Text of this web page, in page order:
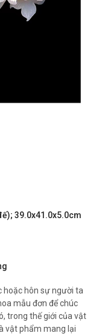
39.0x41.0x5.0cm
hoặc hôn sự người ta
mẫu đơn để chúc
trong thế giới của vật
vật phẩm mang lại